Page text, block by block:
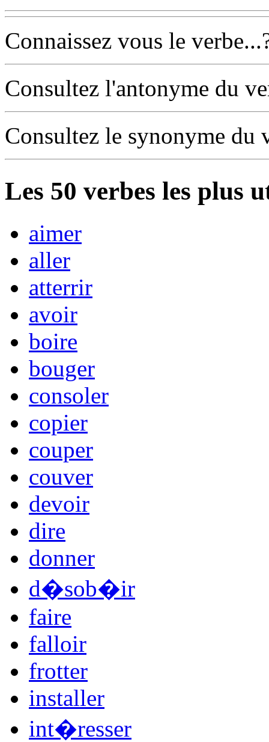
Connaissez vous le
Consultez l'antonyme du
Consultez le synonyme du
Les 50 verbes les plus
aimer
aller
atterrir
avoir
boire
bouger
consoler
copier
couper
couver
devoir
dire
donner
d�sob�ir
faire
falloir
frotter
installer
int�resser